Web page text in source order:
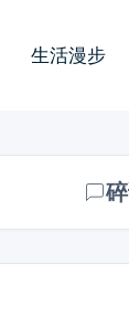
生活漫步